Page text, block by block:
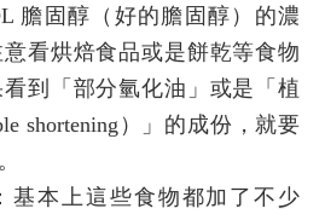
膽固醇（好的膽固醇）的濃
看烘焙食品或是餅乾等食物
到「部分氫化油」或是「植
shortening）」的成份，就要
基本上這些食物都加了不少